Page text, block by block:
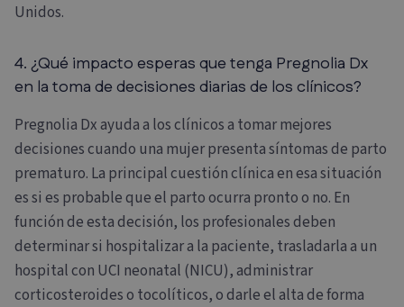
Unidos.
4. ¿Qué impacto esperas que tenga Pregnolia Dx
en la toma de decisiones diarias de los clínicos?
Pregnolia Dx ayuda a los clínicos a tomar mejores
decisiones cuando una mujer presenta síntomas de parto
prematuro. La principal cuestión clínica en esa situación
es si es probable que el parto ocurra pronto o no. En
función de esta decisión, los profesionales deben
determinar si hospitalizar a la paciente, trasladarla a un
hospital con UCI neonatal (NICU), administrar
corticosteroides o tocolíticos, o darle el alta de forma